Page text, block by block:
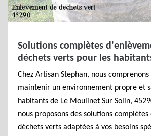
Solutions complètes
déchets verts pour les
Chez Artisan Stephan, nous
maintenir un environnement propre et
habitants de Le Moulinet Sur Solin,
nous proposons des solutions
déchets verts adaptées à vos besoins